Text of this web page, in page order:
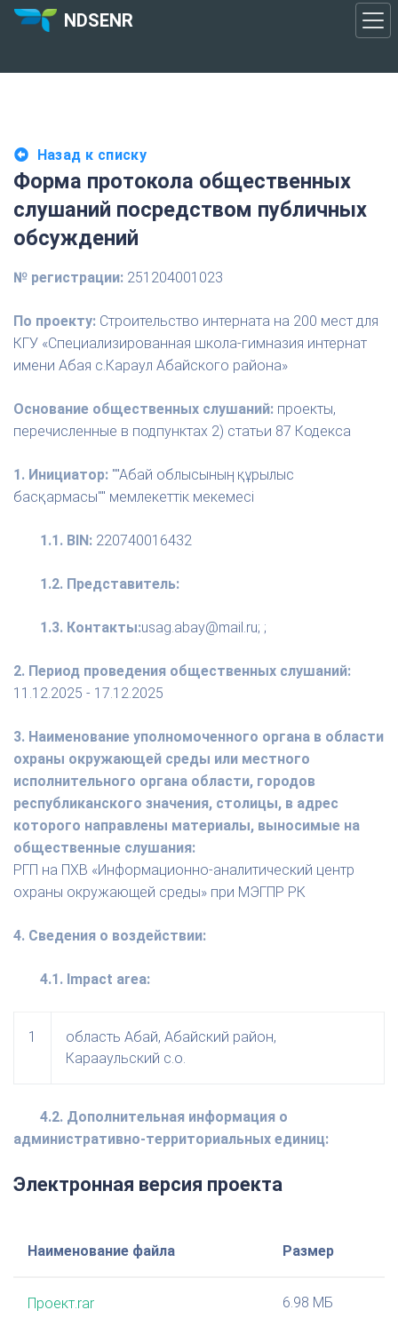
NDSENR
Назад к списку
Форма протокола общественных
слушаний посредством публичных
обсуждений
№ регистрации: 251204001023
По проекту: Строительство интерната на 200 мест для
КГУ «Специализированная школа-гимназия интернат
имени Абая с.Караул Абайского района»
Основание общественных слушаний: проекты,
перечисленные в подпунктах 2) статьи 87 Кодекса
1. Инициатор: ""Абай облысының құрылыс
басқармасы"" мемлекеттік мекемесі
1.1. BIN: 220740016432
1.2. Представитель:
1.3. Контакты:usag.abay@mail.ru; ;
2. Период проведения общественных слушаний:
11.12.2025 - 17.12.2025
3. Наименование уполномоченного органа в области
охраны окружающей среды или местного
исполнительного органа области, городов
республиканского значения, столицы, в адрес
которого направлены материалы, выносимые на
общественные слушания:
РГП на ПХВ «Информационно-аналитический центр
охраны окружающей среды» при МЭГПР РК
4. Сведения о воздействии:
4.1. Impact area:
1
область Абай, Абайский район,
Карааульский с.о.
4.2. Дополнительная информация о
административно-территориальных единиц:
Электронная версия проекта
Наименование файла Размер
Проект.rar 6.98 МБ